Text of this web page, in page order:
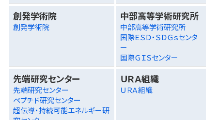
創発学術院
創発学術院
中部高等学術研究所
中部高等学術研究所
国際ＥＳＤ・ＳＤＧｓセンタ
ー
国際ＧＩＳセンター
先端研究センター
先端研究センター
ペプチド研究センター
超伝導・持続可能エネルギー研
ＵＲＡ組織
ＵＲＡ組織